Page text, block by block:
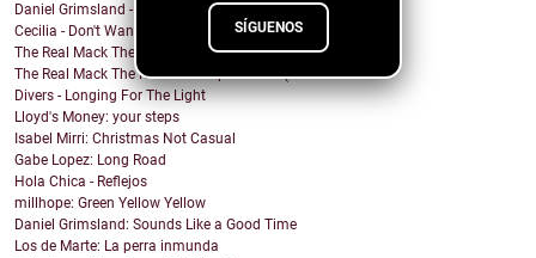
SÍGUENOS
Daniel Grimsland - Rock & Roll Christmas (George T...
Cecilia - Don't Wanna Cry
The Real Mack The Knife - Club Sevilla
The Real Mack The Knife - Our Spirits Rise (El Día...
Divers - Longing For The Light
Lloyd's Money: your steps
Isabel Mirri: Christmas Not Casual
Gabe Lopez: Long Road
Hola Chica - Reflejos
millhope: Green Yellow Yellow
Daniel Grimsland: Sounds Like a Good Time
Los de Marte: La perra inmunda